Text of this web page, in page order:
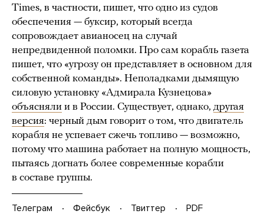
Times, в частности, пишет, что одно из судов
обеспечения — буксир, который всегда
сопровождает авианосец на случай
непредвиденной поломки. Про сам корабль газета
пишет, что «угрозу он представляет в основном для
собственной команды». Неполадками дымящую
силовую установку «Адмирала Кузнецова»
объясняли и в России. Существует, однако, другая
версия: черный дым говорит о том, что двигатель
корабля не успевает сжечь топливо — возможно,
потому что машина работает на полную мощность,
пытаясь догнать более современные корабли
в составе группы.
Телеграм Фейсбук Твиттер
PDF